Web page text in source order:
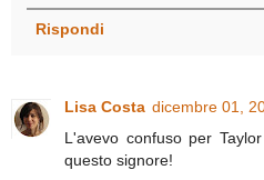
Rispondi
Lisa Costa dicembre 01,
L'avevo confuso per
questo signore!